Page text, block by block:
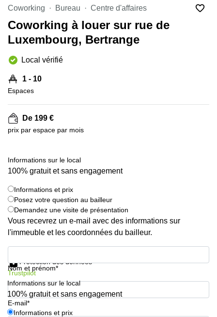
Сoworking
Esch-sur-
Alzette
Sandweiler
Bureaux
sur-
Alzette
Bureaux
Sandweiler
Centres
Bertrange
Esch-
sur-
Alzette
Centres
Sandweiler
Coworking Bureau Centre d'affaires
Coworking à louer sur rue de
Luxembourg, Bertrange
Local vérifié
1 - 10
Espaces
De 199 €
prix par espace par mois
Informations sur le local
100% gratuit et sans engagement
Informations et prix
Posez votre question au bailleur
Demandez une visite de présentation
Vous recevrez un e-mail avec des informations sur
l'immeuble et les coordonnées du bailleur.
Nom et prénom*
E-mail*
Protection des données
Trustpilot
Informations sur le local
100% gratuit et sans engagement
Informations et prix